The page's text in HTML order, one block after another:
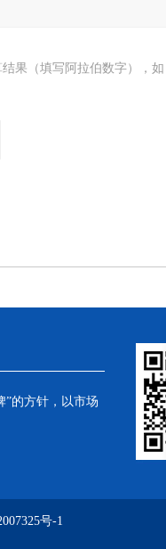
果（填写阿拉伯数字），
”的方针，以市场
号-1